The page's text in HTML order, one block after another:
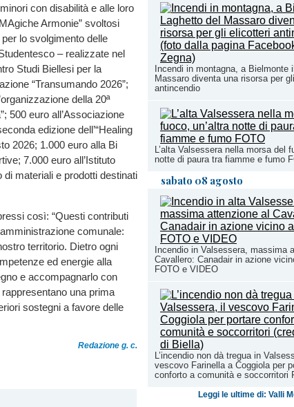
Incendi in montagna, a Bielmonte
Massaro diventa una risorsa per
antincendio
L’alta Valsessera nella morsa del
notte di paura tra fiamme e fumo
sabato 08 agosto
Incendio in Valsessera, massima
Cavallero: Canadair in azione
FOTO e VIDEO
L’incendio non dà tregua in
vescovo Farinella a Coggiola per
conforto a comunità e soccorritori
Leggi le ultime di: Valli
con disabilità e alle loro
Armonie” svoltosi
lo svolgimento delle
– realizzate nel
Studi Biellesi per la
“Transumando 2026”;
della 20ª
500 euro all’Associazione
edizione dell’“Healing
2026; 1.000 euro alla Bi
7.000 euro all’Istituto
di materiali e prodotti destinati
così: “Questi contributi
comunale:
territorio. Dietro ogni
ed energie alla
e accompagnarlo con
una prima
sostegni a favore delle
Redazione g. c.